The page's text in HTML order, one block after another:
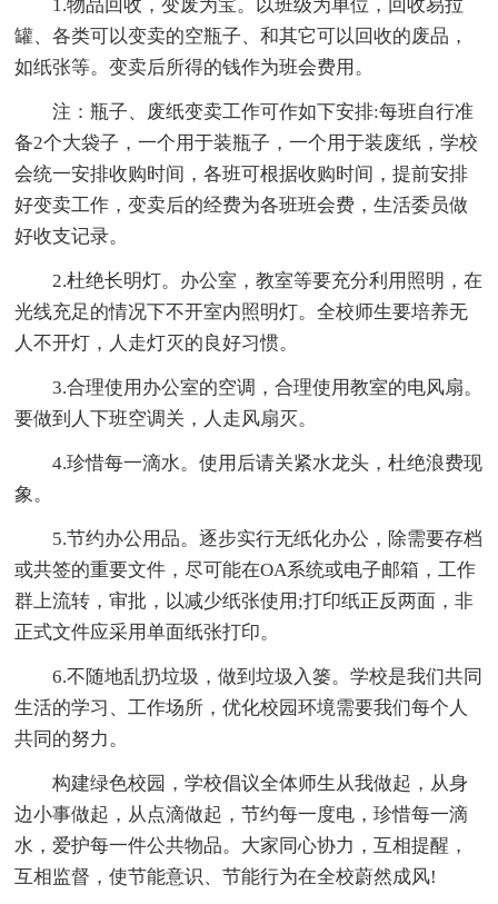
1.物品回收，变废为宝。以班级为单位，回收易拉
罐、各类可以变卖的空瓶子、和其它可以回收的废品，
如纸张等。变卖后所得的钱作为班会费用。
注：瓶子、废纸变卖工作可作如下安排:每班自行准
备2个大袋子，一个用于装瓶子，一个用于装废纸，学校
会统一安排收购时间，各班可根据收购时间，提前安排
好变卖工作，变卖后的经费为各班班会费，生活委员做
好收支记录。
2.杜绝长明灯。办公室，教室等要充分利用照明，在
光线充足的情况下不开室内照明灯。全校师生要培养无
人不开灯，人走灯灭的良好习惯。
3.合理使用办公室的空调，合理使用教室的电风扇。
要做到人下班空调关，人走风扇灭。
4.珍惜每一滴水。使用后请关紧水龙头，杜绝浪费现
象。
5.节约办公用品。逐步实行无纸化办公，除需要存档
或共签的重要文件，尽可能在OA系统或电子邮箱，工作
群上流转，审批，以减少纸张使用;打印纸正反两面，非
正式文件应采用单面纸张打印。
6.不随地乱扔垃圾，做到垃圾入篓。学校是我们共同
生活的学习、工作场所，优化校园环境需要我们每个人
共同的努力。
构建绿色校园，学校倡议全体师生从我做起，从身
边小事做起，从点滴做起，节约每一度电，珍惜每一滴
水，爱护每一件公共物品。大家同心协力，互相提醒，
互相监督，使节能意识、节能行为在全校蔚然成风!